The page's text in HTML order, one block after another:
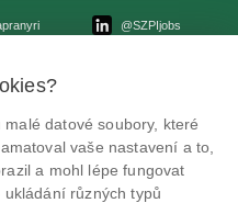
@SZPIjobs
2026
datové soubory, které
vaše nastavení a to,
a mohl lépe fungovat
různých typů